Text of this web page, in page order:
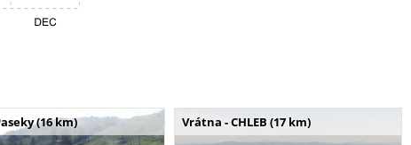
(16 km) Vrátna - CHLEB (17 km)